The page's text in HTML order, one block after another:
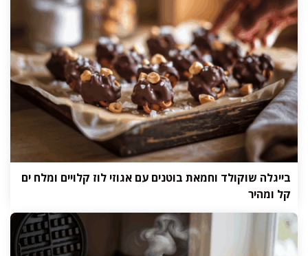
בייגלה שוקולד וחמאת בוטנים עם אגוזי לוז קלויים ומלח ים
קל ומהיר